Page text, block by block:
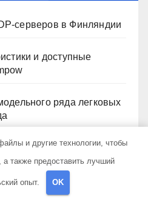
серверов в Финляндии
и доступные
ряда легковых
автомобилей:
и японским
и другие технологии, чтобы
а также предоставить лучший
опыт. OK